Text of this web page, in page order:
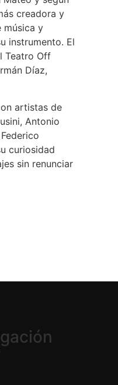
creadora y
música y
instrumento. El
Teatro Off
Díaz,
artistas de
Antonio
curiosidad
sin renunciar